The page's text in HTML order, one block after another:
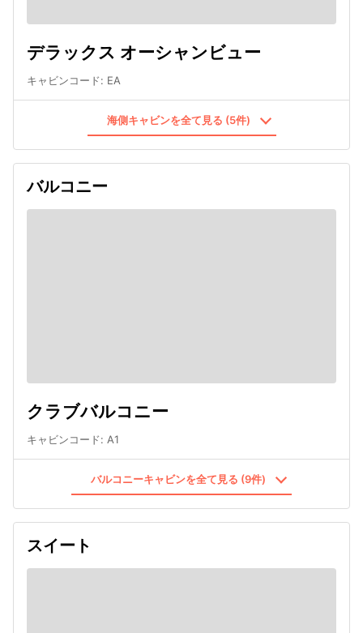
デラックス オーシャンビュー
キャビンコード: EA
海側キャビンを全て見る (5件)
バルコニー
クラブバルコニー
キャビンコード: A1
バルコニーキャビンを全て見る (9件)
スイート